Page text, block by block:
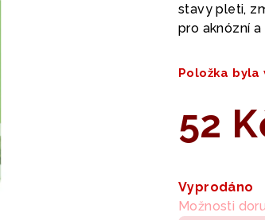
z
hvězdiček.
stavy pleti,
pro aknózní
Položka byla
52
cena:
Vyprodáno
Možnosti